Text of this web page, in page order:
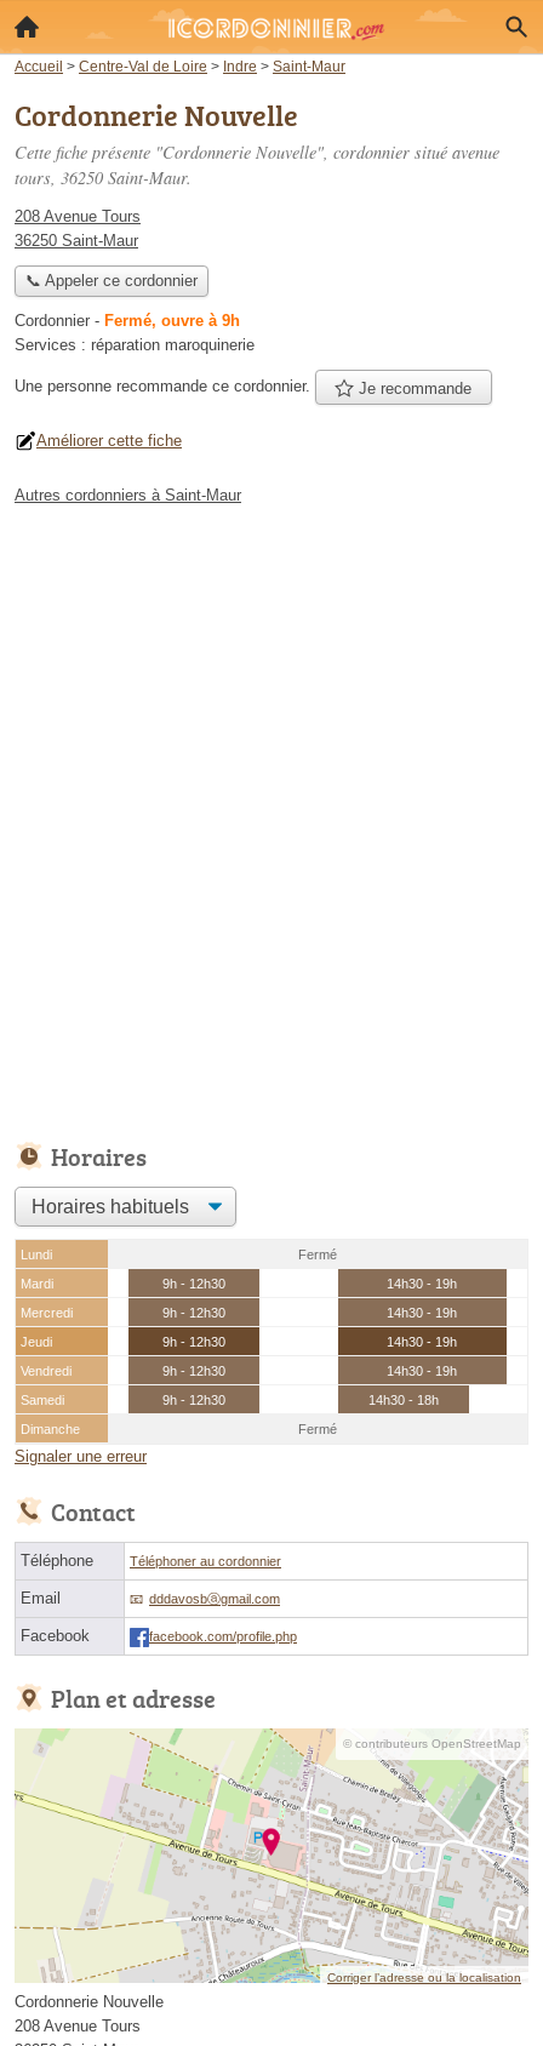
Accueil > Centre-Val de Loire > Indre > Saint-Maur
Cordonnerie Nouvelle
Cette fiche présente "Cordonnerie Nouvelle", cordonnier situé avenue
tours, 36250 Saint-Maur.
208 Avenue Tours
36250 Saint-Maur
📞 Appeler ce cordonnier
Cordonnier - Fermé, ouvre à 9h
Services : réparation maroquinerie
Une personne recommande ce cordonnier. Je recommande
Améliorer cette fiche
Autres cordonniers à Saint-Maur
Horaires
Lundi
Fermé
Mardi
9h - 12h30
14h30 - 19h
Mercredi
9h - 12h30
14h30 - 19h
Jeudi
9h - 12h30
14h30 - 19h
Vendredi
9h - 12h30
14h30 - 19h
Samedi
9h - 12h30
14h30 - 18h
Dimanche
Fermé
Signaler une erreur
Contact
Téléphone Téléphoner au cordonnier
Email dddavosbⓐgmail.com
Facebook facebook.com/profile.php
Plan et adresse
© contributeurs OpenStreetMap
Corriger l’adresse ou la localisation
Cordonnerie Nouvelle
208 Avenue Tours